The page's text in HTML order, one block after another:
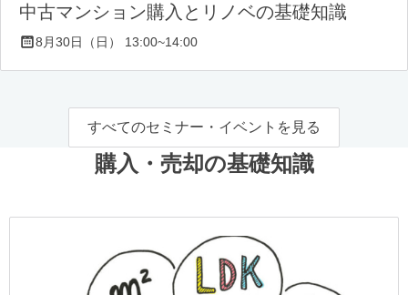
中古マンション購入とリノベの基礎知識
8月30日（日） 13:00~14:00
すべてのセミナー・イベントを見る
購入・売却の基礎知識